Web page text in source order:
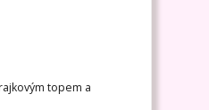
topem a